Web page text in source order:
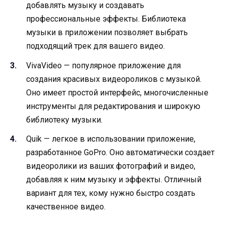
добавлять музыку и создавать
профессиональные эффекты. Библиотека
музыки в приложении позволяет выбрать
подходящий трек для вашего видео.
VivaVideo — популярное приложение для
создания красивых видеороликов с музыкой.
Оно имеет простой интерфейс, многочисленные
инструменты для редактирования и широкую
библиотеку музыки.
Quik — легкое в использовании приложение,
разработанное GoPro. Оно автоматически создает
видеоролики из ваших фотографий и видео,
добавляя к ним музыку и эффекты. Отличный
вариант для тех, кому нужно быстро создать
качественное видео.